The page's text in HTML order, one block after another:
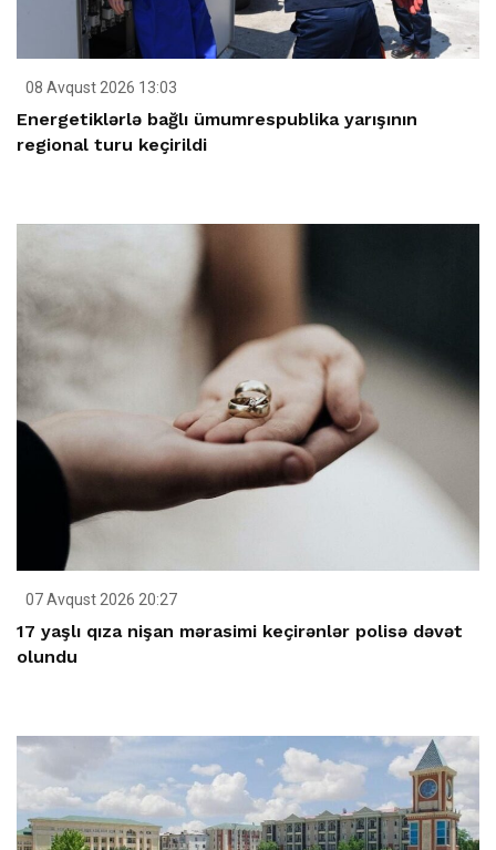
08 Avqust 2026 13:03
Energetiklərlə bağlı ümumrespublika yarışının
regional turu keçirildi
07 Avqust 2026 20:27
17 yaşlı qıza nişan mərasimi keçirənlər polisə dəvət
olundu